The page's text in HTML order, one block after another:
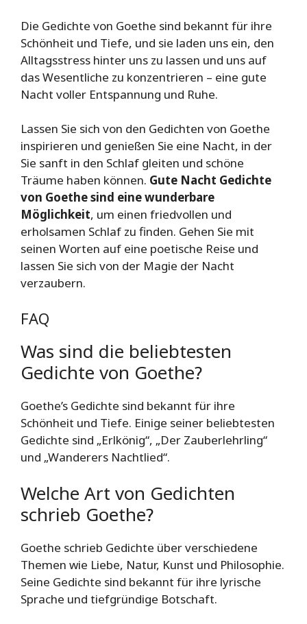
Die Gedichte von Goethe sind bekannt für ihre
Schönheit und Tiefe, und sie laden uns ein, den
Alltagsstress hinter uns zu lassen und uns auf
das Wesentliche zu konzentrieren – eine gute
Nacht voller Entspannung und Ruhe.
Lassen Sie sich von den Gedichten von Goethe
inspirieren und genießen Sie eine Nacht, in der
Sie sanft in den Schlaf gleiten und schöne
Träume haben können. Gute Nacht Gedichte
von Goethe sind eine wunderbare
Möglichkeit, um einen friedvollen und
erholsamen Schlaf zu finden. Gehen Sie mit
seinen Worten auf eine poetische Reise und
lassen Sie sich von der Magie der Nacht
verzaubern.
FAQ
Was sind die beliebtesten
Gedichte von Goethe?
Goethe’s Gedichte sind bekannt für ihre
Schönheit und Tiefe. Einige seiner beliebtesten
Gedichte sind „Erlkönig“, „Der Zauberlehrling“
und „Wanderers Nachtlied“.
Welche Art von Gedichten
schrieb Goethe?
Goethe schrieb Gedichte über verschiedene
Themen wie Liebe, Natur, Kunst und Philosophie.
Seine Gedichte sind bekannt für ihre lyrische
Sprache und tiefgründige Botschaft.